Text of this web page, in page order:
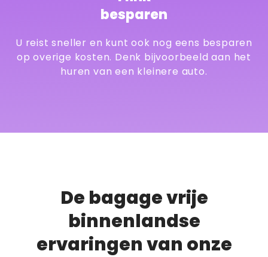
besparen
U reist sneller en kunt ook nog eens besparen
op overige kosten. Denk bijvoorbeeld aan het
huren van een kleinere auto.
De bagage vrije
binnenlandse
ervaringen van onze